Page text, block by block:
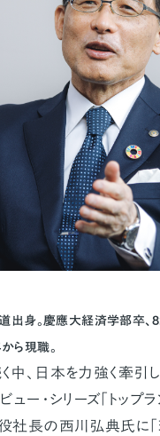
出身。慶應大経済学部卒
ら現職。
、日本を力強く牽引
ー・シリーズ「トップ
社長の西川弘典氏に「